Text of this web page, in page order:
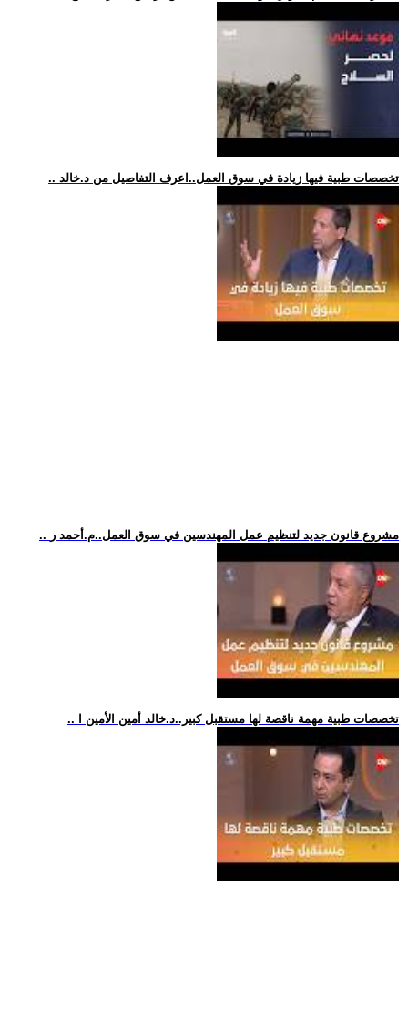
.. تخصصات طبية فيها زيادة في سوق العمل..اعرف التفاصيل من د.خالد
.. مشروع قانون جديد لتنظيم عمل المهندسين في سوق العمل..م.أحمد ر
.. تخصصات طبية مهمة ناقصة لها مستقبل كبير..د.خالد أمين الأمين ا